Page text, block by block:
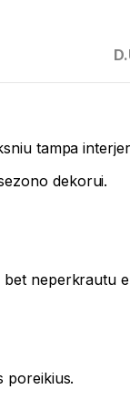
tampa
dekorui.
neperkrautu
poreikius.